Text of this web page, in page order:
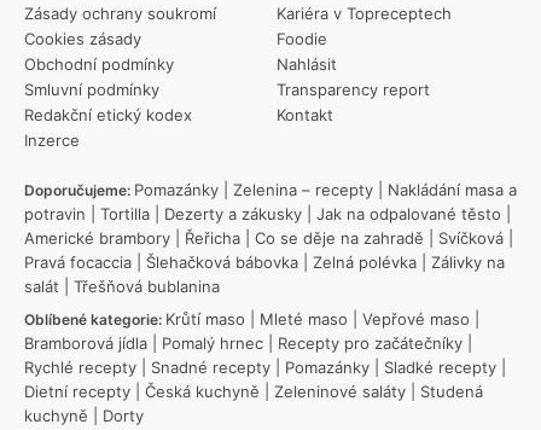
Zásady ochrany soukromí
Cookies zásady
Obchodní podmínky
Smluvní podmínky
Redakční etický kodex
Inzerce
Kariéra v Topreceptech
Foodie
Nahlásit
Transparency report
Kontakt
Doporučujeme: Pomazánky Zelenina – recepty
Nakládání masa a
potravin
Tortilla Dezerty a zákusky Jak na odpalované těsto
Americké brambory
Řeřicha Co se děje na zahradě Svíčková
Pravá focaccia
Šlehačková bábovka Zelná polévka
Zálivky na
salát
Třešňová bublanina
Oblíbené kategorie: Krůtí maso Mleté maso Vepřové maso
Bramborová jídla
Pomalý hrnec Recepty pro začátečníky
Rychlé recepty
Snadné recepty Pomazánky Sladké recepty
Dietní recepty
Česká kuchyně Zeleninové saláty
Studená
kuchyně
Dorty